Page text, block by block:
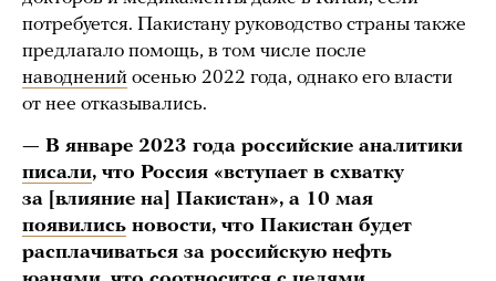
потребуется. Пакистану руководство страны также
предлагало помощь, в том числе после
наводнений осенью 2022 года, однако его власти
от нее отказывались.
— В январе 2023 года российские аналитики
писали, что Россия «вступает в схватку
за [влияние на] Пакистан», а 10 мая
появились новости, что Пакистан будет
расплачиваться за российскую нефть